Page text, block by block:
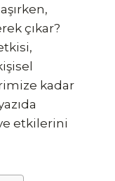
çıkar?
kadar
etkilerini